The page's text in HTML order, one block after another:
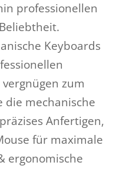
professionellen
Keyboards
zum
die mechanische
Anfertigen,
für maximale
ergonomische